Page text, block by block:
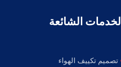
الخدمات الشائعة
تصميم تكييف الهواء